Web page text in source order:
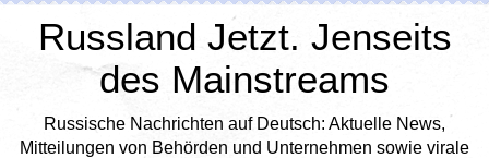
Russland Jetzt. Jenseits
des Mainstreams
Russische Nachrichten auf Deutsch: Aktuelle News,
Mitteilungen von Behörden und Unternehmen sowie virale